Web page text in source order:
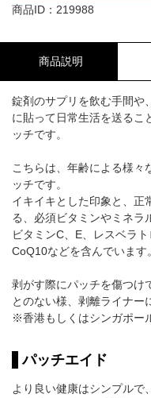
商品ID：219988
商品説明
錠剤のサプリを飲む手間や
に貼って日常生活を送るこ
ッチです。
こちらは、年齢による様々
ッチです。
イキイキとした印象と、正
る、必須ビタミンやミネラ
ビタミンC、E、レスベラ
CoQ10などを含んでいます。
剥がす際にパッチを傷つけ
とのない様、剥離ライナー
※香港もしくはシンガポー
パッチエイド
より良い健康はシンプルで